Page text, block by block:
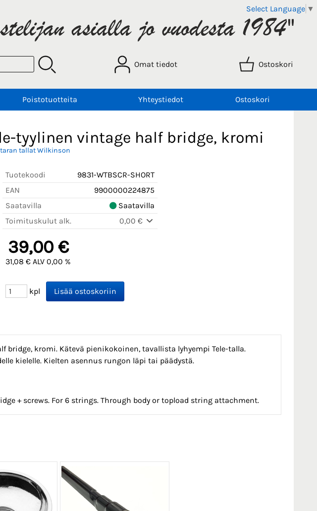
Select Language ▼
Omat tiedot Ostoskori
Poistotuotteita Yhteystiedot Ostoskori
tyylinen vintage half bridge, kromi
tallat Wilkinson
Tuotekoodi
9831-WTBSCR-SHORT
EAN
9900000224875
Saatavilla
Saatavilla
Toimituskulut alk.
0,00 €
39,00 €
31,08 € ALV 0,00 %
kpl
bridge, kromi. Kätevä pienikokoinen, tavallista lyhyempi Tele-talla.
kielelle. Kielten asennus rungon läpi tai päädystä.
+ screws. For 6 strings. Through body or topload string attachment.